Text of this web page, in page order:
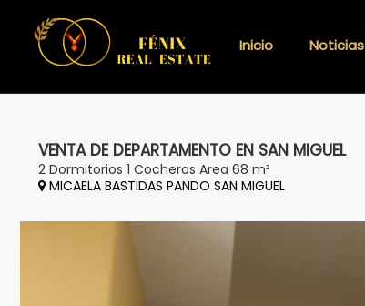
Inicio Noticias
VENTA DE DEPARTAMENTO EN SAN MIGUEL
2 Dormitorios 1 Cocheras Area 68 m²
MICAELA BASTIDAS PANDO SAN MIGUEL